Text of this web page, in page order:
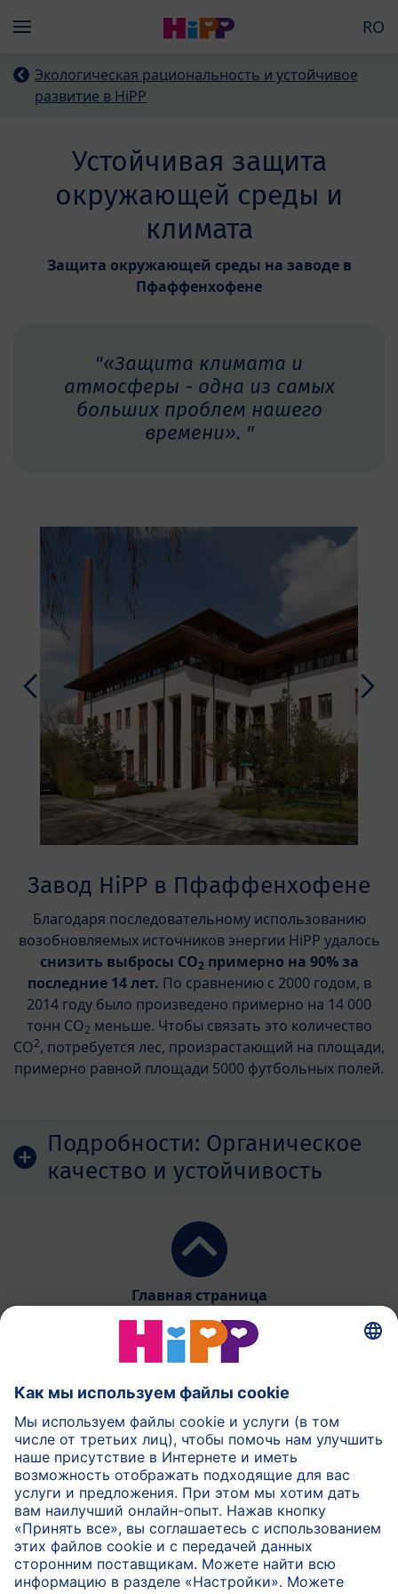
Menü RO
Экологическая рациональность и устойчивое
развитие в HiPP
Устойчивая защита
окружающей среды и
климата
Защита окружающей среды на заводе в
Пфаффенхофене
"«Защита климата и
атмосферы - одна из самых
больших проблем нашего
времени». "
Завод HiPP в Пфаффенхофене
Благодаря последовательному использованию
возобновляемых источников энергии HiPP удалось
снизить выбросы CO2 примерно на 90% за
последние 14 лет. По сравнению с 2000 годом, в
2014 году было произведено примерно на 14 000
тонн CO2 меньше. Чтобы связать это количество
CO2, потребуется лес, произрастающий на площади,
примерно равной площади 5000 футбольных полей.
Подробности: Органическое
качество и устойчивость
Главная страница
HiPP Молочное питание
HiPP Детское питание
HiPP Уход за кожей
HiPP Беременность
Защита данных и общие условия пользования
Выходные данные
О компании HiPP